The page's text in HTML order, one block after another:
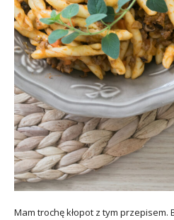
Mam trochę kłopot z tym przepisem.